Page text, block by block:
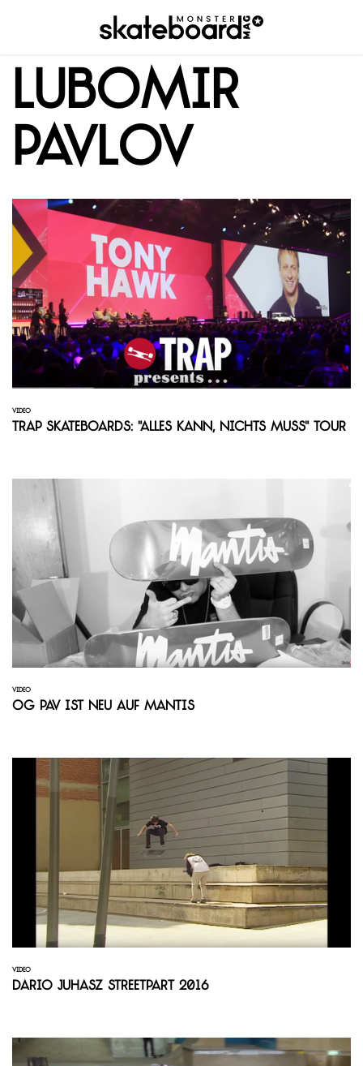
Lubomir
Pavlov
VIDEO
TRAP Skateboards: "Alles Kann, Nichts Muss" Tour
VIDEO
OG Pav ist neu auf Mantis
VIDEO
Dario Juhasz Streetpart 2016